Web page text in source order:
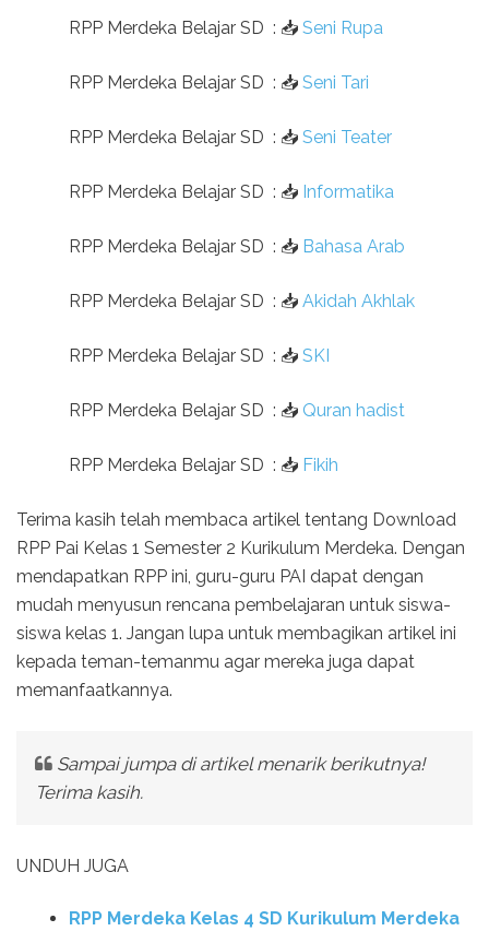
RPP Merdeka Belajar SD : 📥 Seni Rupa
RPP Merdeka Belajar SD : 📥 Seni Tari
RPP Merdeka Belajar SD : 📥 Seni Teater
RPP Merdeka Belajar SD : 📥 Informatika
RPP Merdeka Belajar SD : 📥 Bahasa Arab
RPP Merdeka Belajar SD : 📥 Akidah Akhlak
RPP Merdeka Belajar SD : 📥 SKI
RPP Merdeka Belajar SD : 📥 Quran hadist
RPP Merdeka Belajar SD : 📥 Fikih
Terima kasih telah membaca artikel tentang Download
RPP Pai Kelas 1 Semester 2 Kurikulum Merdeka. Dengan
mendapatkan RPP ini, guru-guru PAI dapat dengan
mudah menyusun rencana pembelajaran untuk siswa-
siswa kelas 1. Jangan lupa untuk membagikan artikel ini
kepada teman-temanmu agar mereka juga dapat
memanfaatkannya.
Sampai jumpa di artikel menarik berikutnya!
Terima kasih.
UNDUH JUGA
RPP Merdeka Kelas 4 SD Kurikulum Merdeka